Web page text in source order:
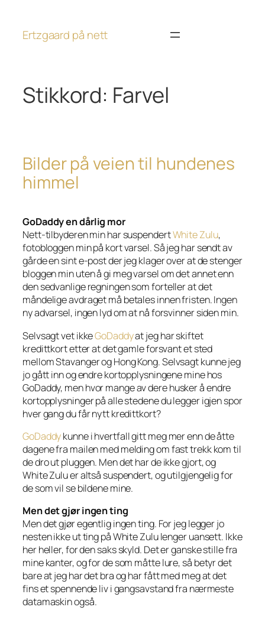
innhold
Ertzgaard på nett
Stikkord: Farvel
Bilder på veien til hundenes
himmel
GoDaddy en dårlig mor
Nett-tilbyderen min har suspendertWhite Zulu,
fotobloggen min på kort varsel. Så jeg har sendt av
gårde en sint e-post der jeg klager over at de stenger
bloggen min uten å gi meg varsel om det annet enn
den sedvanlige regningen som forteller at det
måndelige avdraget må betales innen fristen. Ingen
ny advarsel, ingen lyd om at nå forsvinner siden min.
Selvsagt vet ikkeGoDaddyat jeg har skiftet
kredittkort etter at det gamle forsvant et sted
mellom Stavanger og Hong Kong. Selvsagt kunne jeg
jo gått inn og endre kortopplysningene mine hos
GoDaddy, men hvor mange av dere husker å endre
kortopplysninger på alle stedene du legger igjen spor
hver gang du får nytt kredittkort?
GoDaddykunne i hvertfall gitt meg mer enn de åtte
dagene fra mailen med melding om fast trekk kom til
de dro ut pluggen. Men det har de ikke gjort, og
White Zulu er altså suspendert, og utilgjengelig for
de som vil se bildene mine.
Men det gjør ingen ting
Men det gjør egentlig ingen ting. For jeg legger jo
nesten ikke ut ting på White Zulu lenger uansett. Ikke
her heller, for den saks skyld. Det er ganske stille fra
mine kanter, og for de som måtte lure, så betyr det
bare at jeg har det bra og har fått med meg at det
fins et spennende liv i gangsavstand fra nærmeste
datamaskin også.